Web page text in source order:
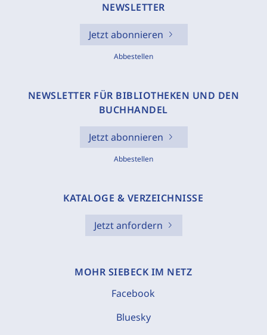
NEWSLETTER
Jetzt abonnieren
Abbestellen
NEWSLETTER FÜR BIBLIOTHEKEN UND DEN
BUCHHANDEL
Jetzt abonnieren
Abbestellen
KATALOGE & VERZEICHNISSE
Jetzt anfordern
MOHR SIEBECK IM NETZ
Facebook
Bluesky